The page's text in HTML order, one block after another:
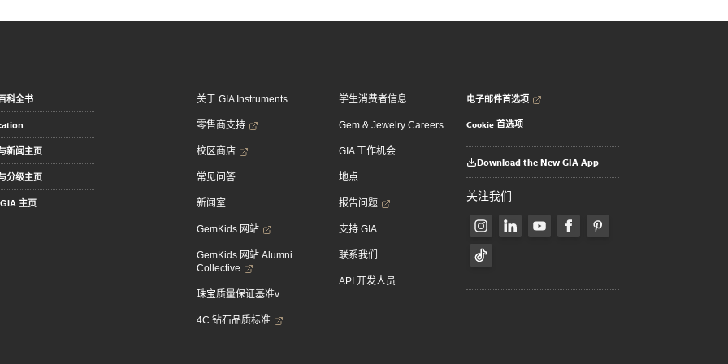
科全书
新闻主页
分级主页
主页
关于 GIA Instruments
零售商支持
校区商店
常见问答
新闻室
GemKids 网站
GemKids 网站 Alumni
Collective
珠宝质量保证基准v
4C 钻石品质标准
学生消费者信息
Gem & Jewelry Careers
GIA 工作机会
地点
报告问题
支持 GIA
联系我们
API 开发人员
电子邮件首选项
Cookie 首选项
Download the New GIA App
关注我们